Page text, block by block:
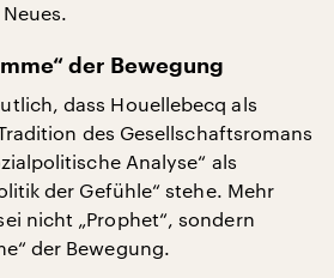
der Bewegung
dass Houellebecq als
des Gesellschaftsromans
Analyse“ als
der Gefühle“ stehe. Mehr
nicht „Prophet“, sondern
der Bewegung.